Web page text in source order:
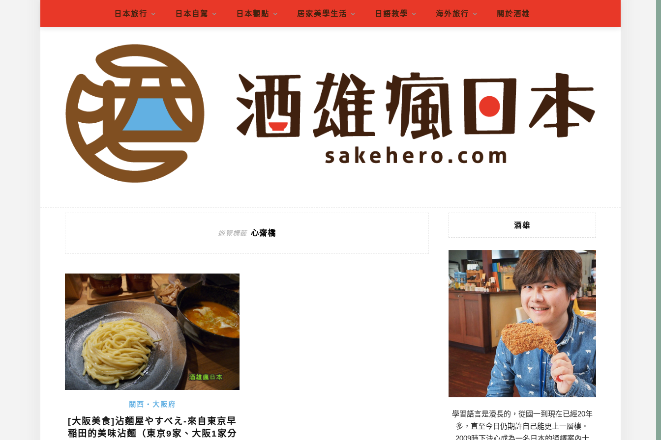
日本旅行 日本自駕 日本觀點 居家美學生活 日語教學 海外旅行 關於酒雄
遊覽標籤 心齋橋
關西・大阪府
[大阪美食]沾麵屋やすべえ-來自東京早
稲田的美味沾麵（東京9家、大阪1家分
酒雄
學習語言是漫長的，從國一到現在已經20年
多，直至今日仍期許自己能更上一層樓。
2009時下決心成為一名日本的通譯案內士